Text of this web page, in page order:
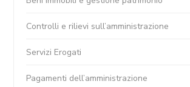
Controlli e rilievi sull’amministrazione
Servizi Erogati
Pagamenti dell’amministrazione